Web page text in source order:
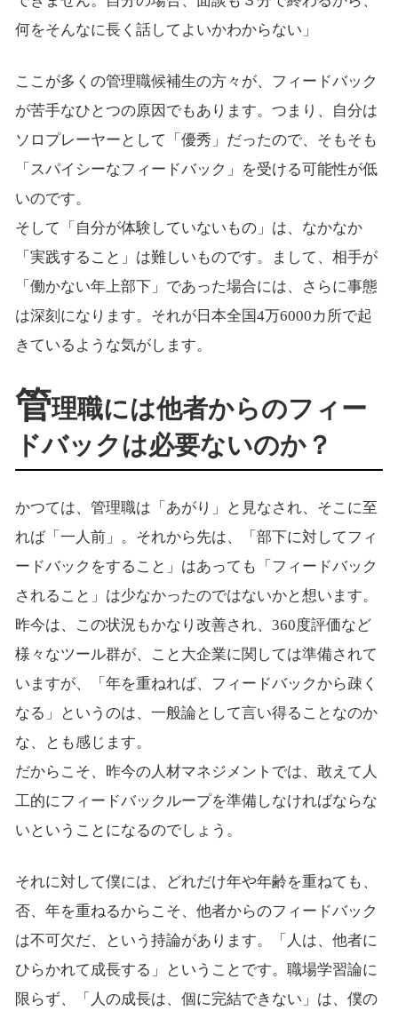
何をそんなに長く話してよいかわからない」
ここが多くの管理職候補生の方々が、フィードバック
が苦手なひとつの原因でもあります。つまり、自分は
ソロプレーヤーとして「優秀」だったので、そもそも
「スパイシーなフィードバック」を受ける可能性が低
いのです。
そして「自分が体験していないもの」は、なかなか
「実践すること」は難しいものです。まして、相手が
「働かない年上部下」であった場合には、さらに事態
は深刻になります。それが日本全国4万6000カ所で起
きているような気がします。
管理職には他者からのフィー
ドバックは必要ないのか？
かつては、管理職は「あがり」と見なされ、そこに至
れば「一人前」。それから先は、「部下に対してフィ
ードバックをすること」はあっても「フィードバック
されること」は少なかったのではないかと想います。
昨今は、この状況もかなり改善され、360度評価など
様々なツール群が、こと大企業に関しては準備されて
いますが、「年を重ねれば、フィードバックから疎く
なる」というのは、一般論として言い得ることなのか
な、とも感じます。
だからこそ、昨今の人材マネジメントでは、敢えて人
工的にフィードバックループを準備しなければならな
いということになるのでしょう。
それに対して僕には、どれだけ年や年齢を重ねても、
否、年を重ねるからこそ、他者からのフィードバック
は不可欠だ、という持論があります。「人は、他者に
ひらかれて成長する」ということです。職場学習論に
限らず、「人の成長は、個に完結できない」は、僕の